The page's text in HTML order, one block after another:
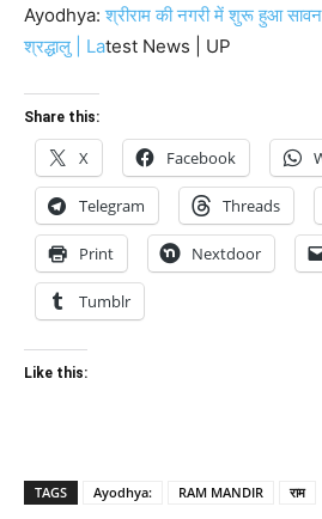
Ayodhya:श्रीराम की नगरी में शुरू हुआ
श्रद्धालु | Latest News | UP
Share this:
X Facebook
Telegram Threads
Print Nextdoor
Tumblr
Like this:
TAGS Ayodhya: RAM MANDIR राम